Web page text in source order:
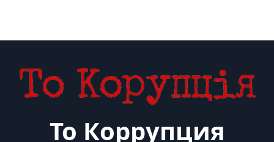
То Коррупция